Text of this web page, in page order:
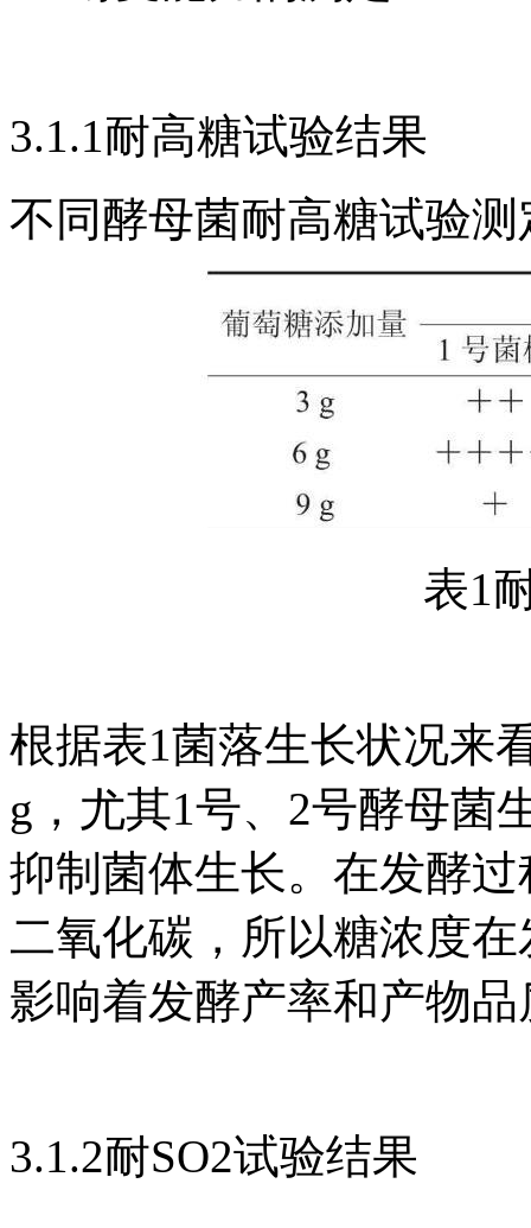
3.1.1耐高糖试验结果
不同酵母菌耐高糖试验
表1
根据表1菌落生长状况来
g，尤其1号、2号酵母菌
抑制菌体生长。在发酵
二氧化碳，所以糖浓度
影响着发酵产率和产物品
3.1.2耐SO2试验结果